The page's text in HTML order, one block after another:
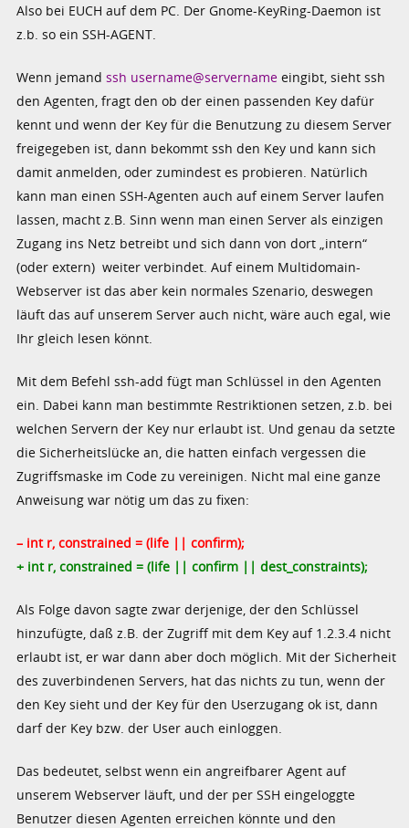
Also bei EUCH auf dem PC. Der Gnome-KeyRing-Daemon ist
z.b. so ein SSH-AGENT.
Wenn jemandssh username@servername eingibt, sieht ssh
den Agenten, fragt den ob der einen passenden Key dafür
kennt und wenn der Key für die Benutzung zu diesem Server
freigegeben ist, dann bekommt ssh den Key und kann sich
damit anmelden, oder zumindest es probieren. Natürlich
kann man einen SSH-Agenten auch auf einem Server laufen
lassen, macht z.B. Sinn wenn man einen Server als einzigen
Zugang ins Netz betreibt und sich dann von dort „intern“
(oder extern) weiter verbindet. Auf einem Multidomain-
Webserver ist das aber kein normales Szenario, deswegen
läuft das auf unserem Server auch nicht, wäre auch egal, wie
Ihr gleich lesen könnt.
Mit dem Befehl ssh-add fügt man Schlüssel in den Agenten
ein. Dabei kann man bestimmte Restriktionen setzen, z.b. bei
welchen Servern der Key nur erlaubt ist. Und genau da setzte
die Sicherheitslücke an, die hatten einfach vergessen die
Zugriffsmaske im Code zu vereinigen. Nicht mal eine ganze
Anweisung war nötig um das zu fixen:
– int r, constrained = (life || confirm);
+ int r, constrained = (life || confirm || dest_constraints);
Als Folge davon sagte zwar derjenige, der den Schlüssel
hinzufügte, daß z.B. der Zugriff mit dem Key auf 1.2.3.4 nicht
erlaubt ist, er war dann aber doch möglich. Mit der Sicherheit
des zuverbindenen Servers, hat das nichts zu tun, wenn der
den Key sieht und der Key für den Userzugang ok ist, dann
darf der Key bzw. der User auch einloggen.
Das bedeutet, selbst wenn ein angreifbarer Agent auf
unserem Webserver läuft, und der per SSH eingeloggte
Benutzer diesen Agenten erreichen könnte und den